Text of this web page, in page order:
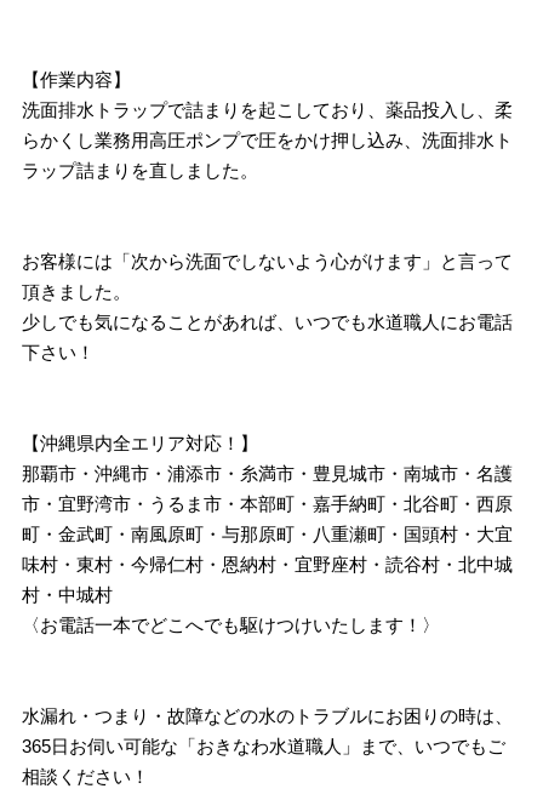
【作業内容】
洗面排水トラップで詰まりを起こしており、薬品投入し、柔
らかくし業務用高圧ポンプで圧をかけ押し込み、洗面排水ト
ラップ詰まりを直しました。
お客様には「次から洗面でしないよう心がけます」と言って
頂きました。
少しでも気になることがあれば、いつでも水道職人にお電話
下さい！
【沖縄県内全エリア対応！】
那覇市・沖縄市・浦添市・糸満市・豊見城市・南城市・名護
市・宜野湾市・うるま市・本部町・嘉手納町・北谷町・西原
町・金武町・南風原町・与那原町・八重瀬町・国頭村・大宜
味村・東村・今帰仁村・恩納村・宜野座村・読谷村・北中城
村・中城村
〈お電話一本でどこへでも駆けつけいたします！〉
水漏れ・つまり・故障などの水のトラブルにお困りの時は、
365日お伺い可能な「おきなわ水道職人」まで、いつでもご
相談ください！